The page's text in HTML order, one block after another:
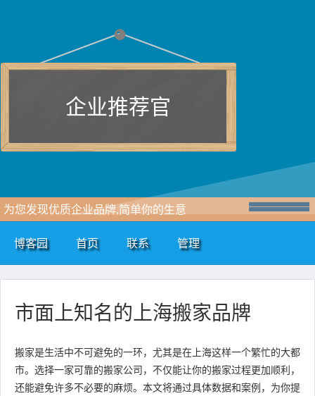
企业推荐官
为您发现优质企业品牌,简单你的生意
博客园 首页 联系 管理
市面上知名的上海搬家品牌
搬家是生活中不可避免的一环，尤其是在上海这样一个繁忙的大都
市。选择一家可靠的搬家公司，不仅能让你的搬家过程更加顺利，
还能避免许多不必要的麻烦。本文将通过具体数据和案例，为你提